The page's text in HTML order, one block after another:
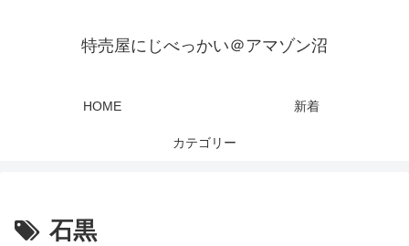
特売屋にじべっかい＠アマゾン沼
HOME 新着
カテゴリー
石黒